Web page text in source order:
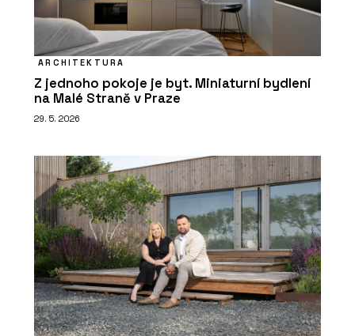
ARCHITEKTURA
Z jednoho pokoje je byt. Miniaturní bydlení
na Malé Straně v Praze
29. 5. 2026